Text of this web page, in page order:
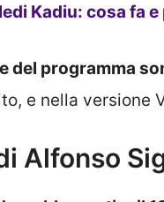
Kadiu: cosa fa
del programma
e nella versione
Alfonso